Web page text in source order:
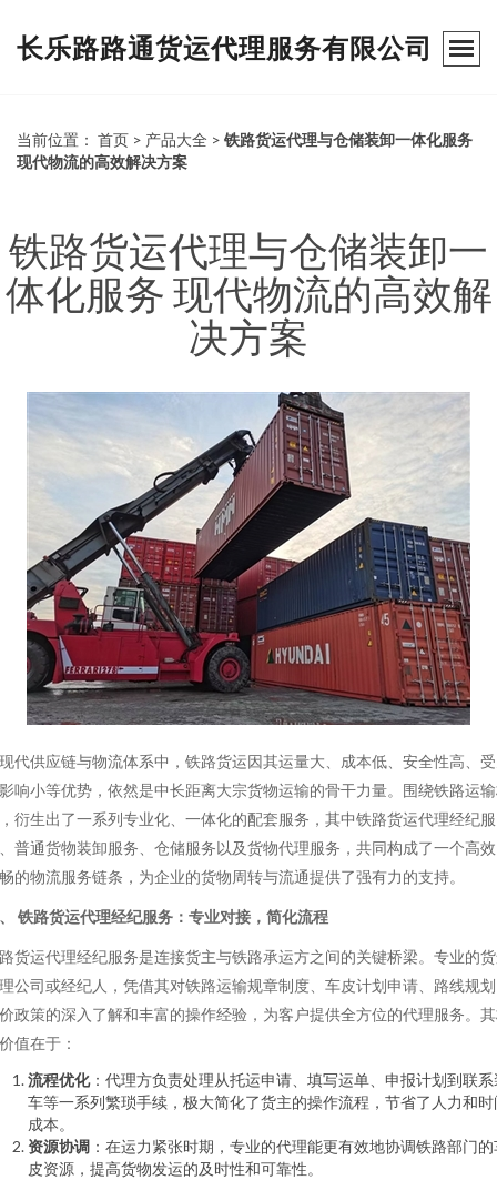
长乐路路通货运代理服务有限公司
当前位置： 首页 > 产品大全 > 铁路货运代理与仓储装卸一体化服务
现代物流的高效解决方案
铁路货运代理与仓储装卸一
体化服务 现代物流的高效解
决方案
代供应链与物流体系中，铁路货运因其运量大、成本低、安全性高、
响小等优势，依然是中长距离大宗货物运输的骨干力量。围绕铁路运
衍生出了一系列专业化、一体化的配套服务，其中铁路货运代理经纪服
普通货物装卸服务、仓储服务以及货物代理服务，共同构成了一个高
的物流服务链条，为企业的货物周转与流通提供了强有力的支持。
铁路货运代理经纪服务：专业对接，简化流程
货运代理经纪服务是连接货主与铁路承运方之间的关键桥梁。专业的
公司或经纪人，凭借其对铁路运输规章制度、车皮计划申请、路线规
政策的深入了解和丰富的操作经验，为客户提供全方位的代理服务。
值在于：
流程优化：代理方负责处理从托运申请、填写运单、申报计划到联系
车等一系列繁琐手续，极大简化了货主的操作流程，节省了人力和时
成本。
资源协调 ：在运力紧张时期，专业的代理能更有效地协调铁路部门的
皮资源，提高货物发运的及时性和可靠性。